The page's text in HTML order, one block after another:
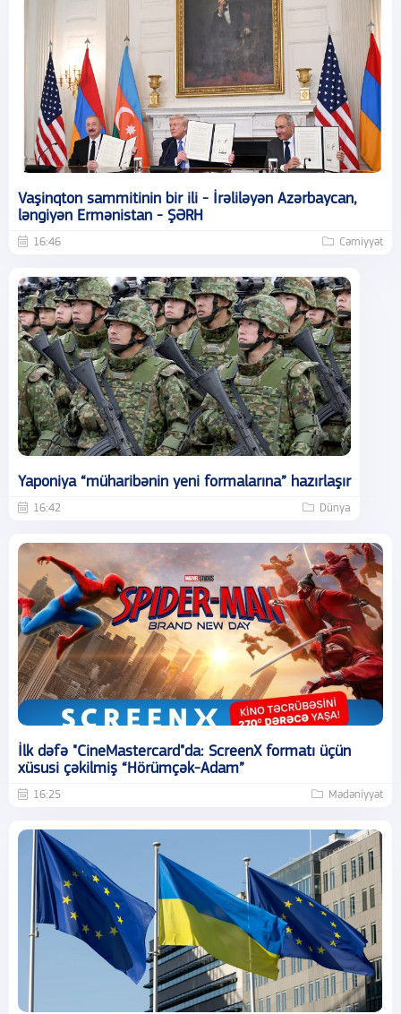
Vaşinqton sammitinin bir ili - İrəliləyən Azərbaycan,
ləngiyən Ermənistan - ŞƏRH
16:46 Cəmiyyət
Yaponiya “müharibənin yeni formalarına” hazırlaşır
16:42 Dünya
İlk dəfə "CineMastercard"da: ScreenX formatı üçün
xüsusi çəkilmiş “Hörümçək-Adam”
16:25 Mədəniyyət